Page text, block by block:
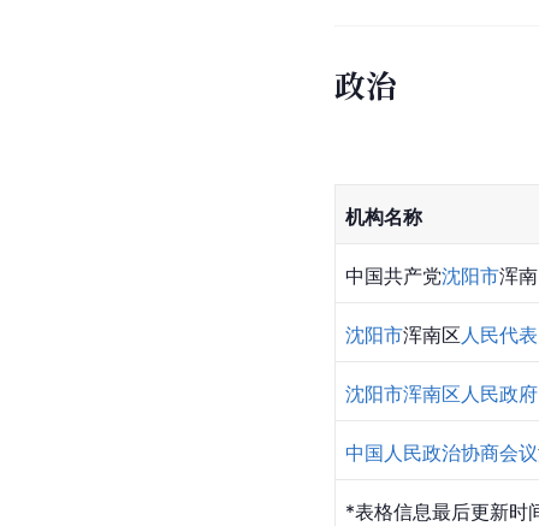
政治
机构名称
中国共产党沈阳市浑
沈阳市浑南区人民代
沈阳市浑南区人民政府
中国人民政治协商会议
*表格信息最后更新时